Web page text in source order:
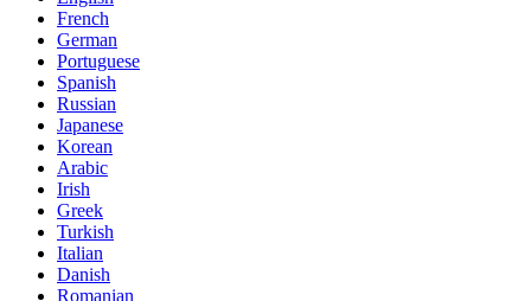
French
German
Portuguese
Spanish
Russian
Japanese
Korean
Arabic
Irish
Greek
Turkish
Italian
Danish
Romanian